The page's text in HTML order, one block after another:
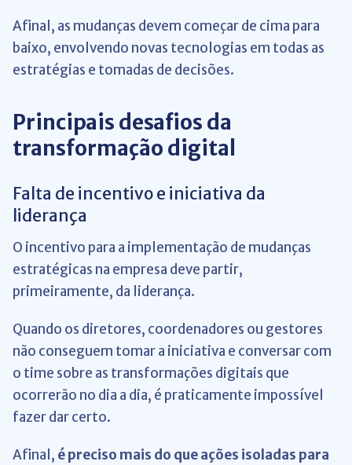
Afinal, as mudanças devem começar de cima para
baixo, envolvendo novas tecnologias em todas as
estratégias e tomadas de decisões.
Principais desafios da
transformação digital
Falta de incentivo e iniciativa da
liderança
O incentivo para a implementação de mudanças
estratégicas na empresa deve partir,
primeiramente, da liderança.
Quando os diretores, coordenadores ou gestores
não conseguem tomar a iniciativa e conversar com
o time sobre as transformações digitais que
ocorrerão no dia a dia, é praticamente impossível
fazer dar certo.
Afinal, é preciso mais do que ações isoladas para